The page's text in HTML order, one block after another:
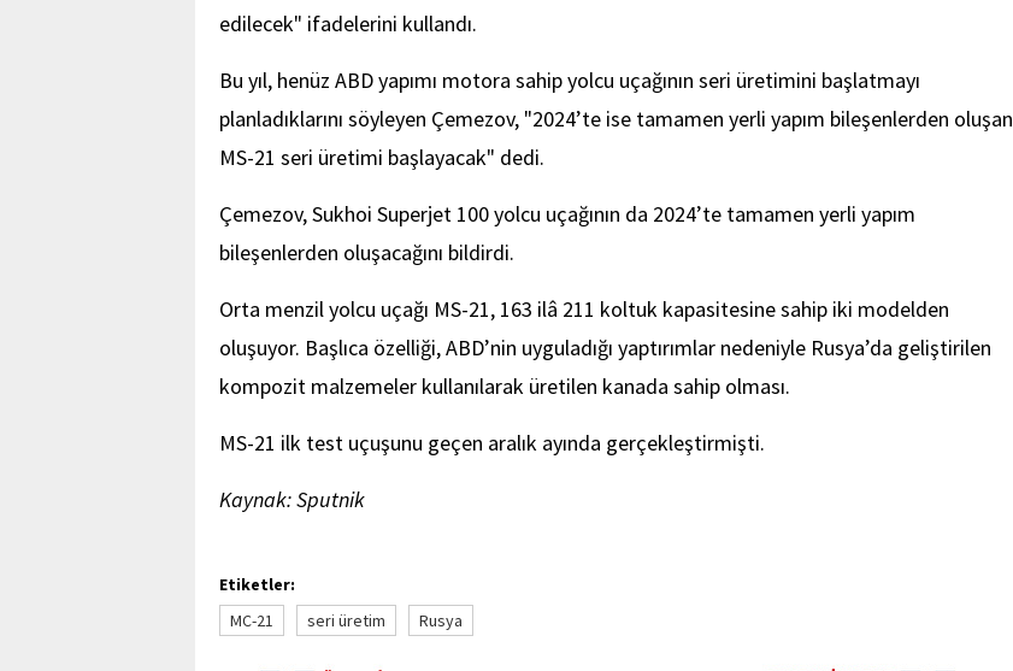
edilecek" ifadelerini kullandı.
Bu yıl, henüz ABD yapımı motora sahip yolcu uçağının seri üretimini başlatmayı
planladıklarını söyleyen Çemezov, "2024’te ise tamamen yerli yapım bileşenlerden oluşan
MS-21 seri üretimi başlayacak" dedi.
Çemezov, Sukhoi Superjet 100 yolcu uçağının da 2024’te tamamen yerli yapım
bileşenlerden oluşacağını bildirdi.
Orta menzil yolcu uçağı MS-21, 163 ilâ 211 koltuk kapasitesine sahip iki modelden
oluşuyor. Başlıca özelliği, ABD’nin uyguladığı yaptırımlar nedeniyle Rusya’da geliştirilen
kompozit malzemeler kullanılarak üretilen kanada sahip olması.
MS-21 ilk test uçuşunu geçen aralık ayında gerçekleştirmişti.
Kaynak: Sputnik
Etiketler:
MC-21
seri üretim Rusya